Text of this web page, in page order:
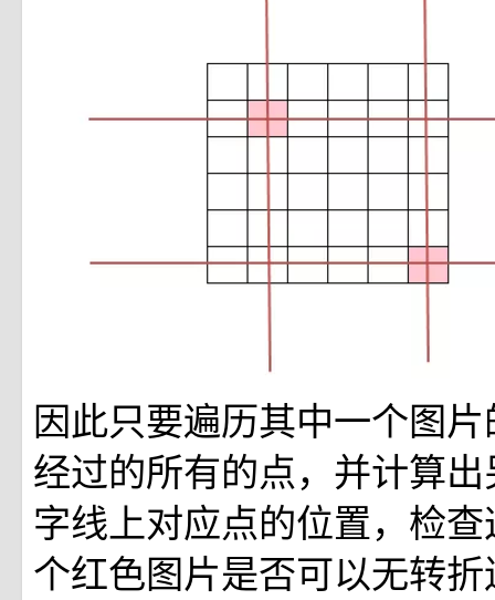
因此只要遍历其中一个图
经过的所有的点，并计算
字线上对应点的位置，检
个红色图片是否可以无转